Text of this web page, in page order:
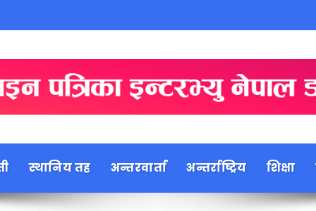
स्थानिय तह अन्तरवार्ता अन्तर्राष्ट्रिय शिक्षा